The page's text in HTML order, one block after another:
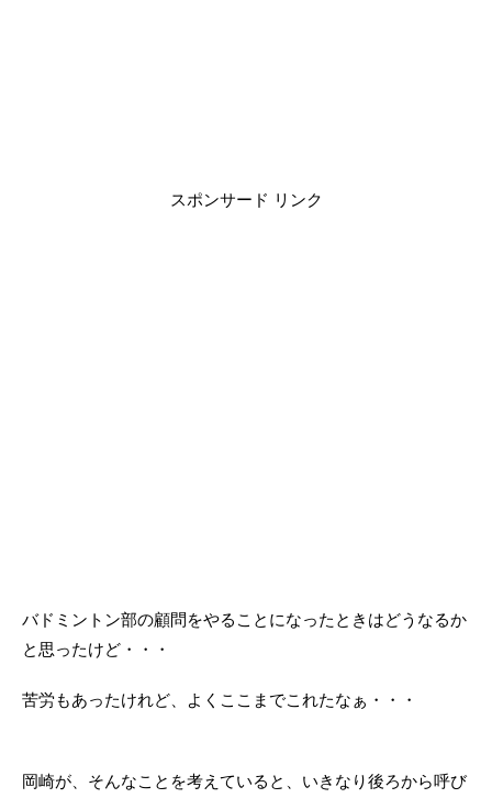
スポンサード リンク
バドミントン部の顧問をやることになったときはどうなるか
と思ったけど・・・
苦労もあったけれど、よくここまでこれたなぁ・・・
岡崎が、そんなことを考えていると、いきなり後ろから呼び